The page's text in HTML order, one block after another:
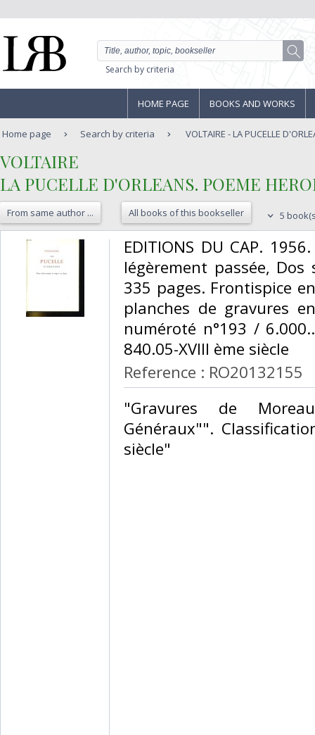
Search by criteria
HOME PAGE BOOKS AND WORKS
Home page Search by criteria VOLTAIRE - LA PUCELLE
‎VOLTAIRE‎
‎LA PUCELLE D'ORLEANS. POEME
From same author ... All books of this bookseller 5
‎EDITIONS DU CAP.
légèrement passée,
335 pages. Frontispice
planches de gravures
numéroté n°193 /
840.05-XVIII ème siècle‎
Reference : RO20132155
‎"Gravures de
Généraux"".
siècle"‎